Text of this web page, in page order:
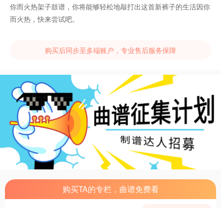
你而火热架子鼓谱，你将能够轻松地敲打出这首新裤子的生活因你
而火热，快来尝试吧。
购买后同步至多端账户，专业售后服务保障
购买TA的专栏，曲谱免费看